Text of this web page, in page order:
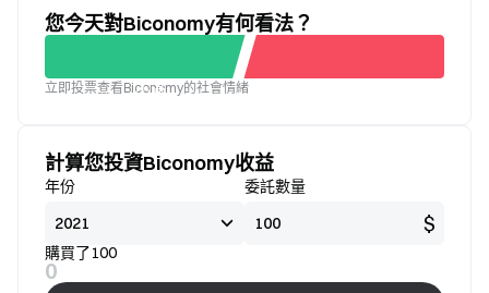
您今天對Biconomy有何看法？
標準
不滿
立即投票查看Biconomy的社會情緒
計算您投資Biconomy收益
年份 委託數量
$
購買了100
0